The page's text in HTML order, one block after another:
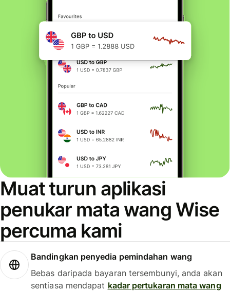
Muat turun aplikasi
penukar mata wang Wise
percuma kami
Bandingkan penyedia pemindahan wang
Bebas daripada bayaran tersembunyi, anda akan
sentiasa mendapat kadar pertukaran mata wang